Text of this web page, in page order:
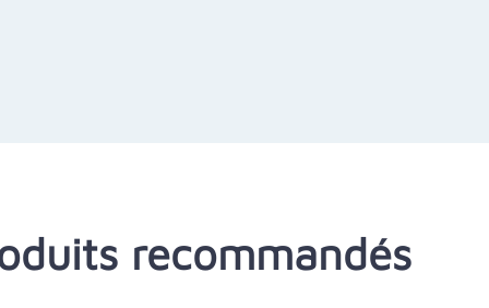
recommandés